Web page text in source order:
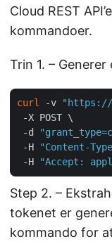
Cloud REST
kommandoer.
Trin 1. –
curl -v "https://
-X POST \
-d
-H
"Content-
-H
"Accept:
Step 2. –
tokenet er
kommando for